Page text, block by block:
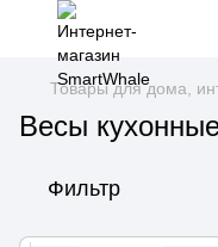
Товары для дома,
Весы
Фильтр